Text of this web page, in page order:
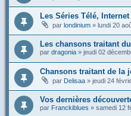
Les Séries Télé, Internet
par londinium » lundi 20
Les chansons traitant
par dragonia » jeudi 02
Chansons traitant de la
par Delisaa » jeudi 24
Vos dernières
par Franckiblues » samedi 12